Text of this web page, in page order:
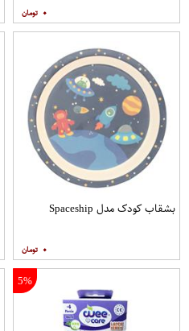
۰
بشقاب کودک مدل Spaceship
۰
5%